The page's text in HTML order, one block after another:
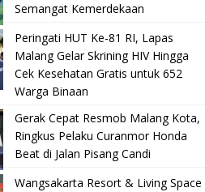
Semangat Kemerdekaan
Peringati HUT Ke-81 RI, Lapas
Malang Gelar Skrining HIV Hingga
Cek Kesehatan Gratis untuk 652
Warga Binaan
Gerak Cepat Resmob Malang Kota,
Ringkus Pelaku Curanmor Honda
Beat di Jalan Pisang Candi
Wangsakarta Resort & Living Space